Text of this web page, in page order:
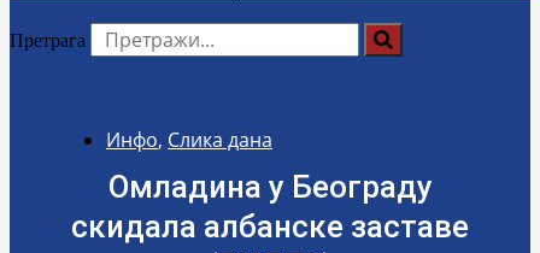
Претрага
Инфо, Слика дана
Омладина у Београду
скидала албанске заставе